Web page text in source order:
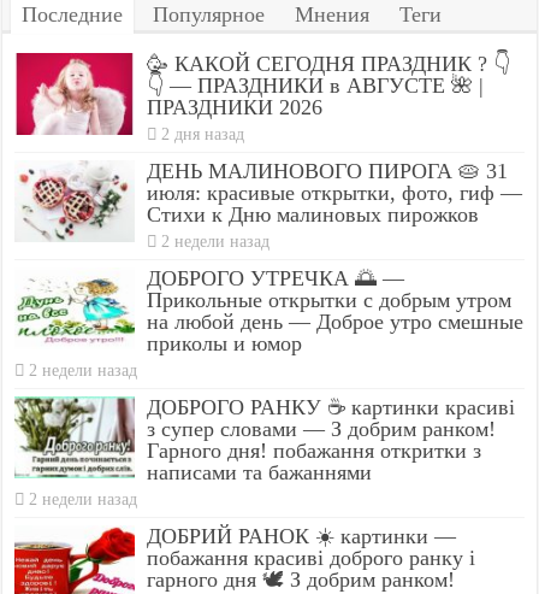
Последние Популярное Мнения Теги
🥳 КАКОЙ СЕГОДНЯ ПРАЗДНИК ? 👇
👇 — ПРАЗДНИКИ в АВГУСТЕ 🌺 |
ПРАЗДНИКИ 2026
2 дня назад
ДЕНЬ МАЛИНОВОГО ПИРОГА 🥧 31
июля: красивые открытки, фото, гиф —
Стихи к Дню малиновых пирожков
2 недели назад
ДОБРОГО УТРЕЧКА 🌅 —
Прикольные открытки с добрым утром
на любой день — Доброе утро смешные
приколы и юмор
2 недели назад
ДОБРОГО РАНКУ ☕ картинки красиві
з супер словами — З добрим ранком!
Гарного дня! побажання откритки з
написами та бажаннями
2 недели назад
ДОБРИЙ РАНОК ☀️ картинки —
побажання красиві доброго ранку і
гарного дня 🕊️ З добрим ранком!